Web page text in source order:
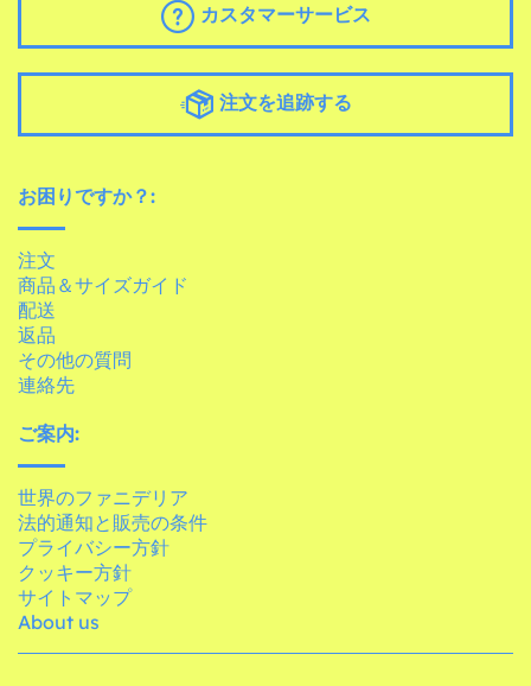
カスタマーサービス
注文を追跡する
お困りですか？:
注文
商品＆サイズガイド
配送
返品
その他の質問
連絡先
ご案内:
世界のファニデリア
法的通知と販売の条件
プライバシー方針
クッキー方針
サイトマップ
About us